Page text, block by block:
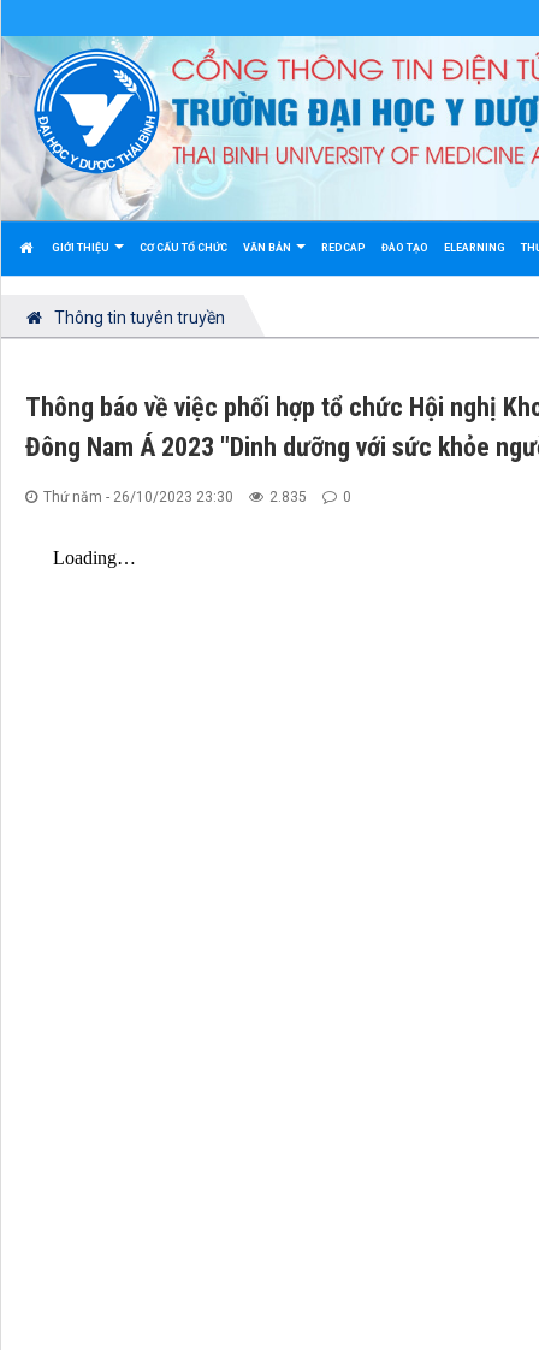
GIỚI THIỆU CƠ CẤU TỔ CHỨC VĂN BẢN REDCAP ĐÀO TẠO ELEARNING
Thông tin tuyên truyền
Thông báo về việc phối hợp tổ chức Hội nghị
Đông Nam Á 2023 "Dinh dưỡng với sức khỏe
Thứ năm - 26/10/2023 23:30 2.835 0